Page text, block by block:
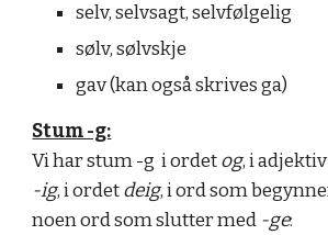
selv, selvsagt, selvfølgelig
sølv, sølvskje
gav (kan også skrives ga)
Stum -g:
Vi har stum -g i ordetog, i
-ig, i ordetdeig, i ord som
noen ord som slutter med -ge: